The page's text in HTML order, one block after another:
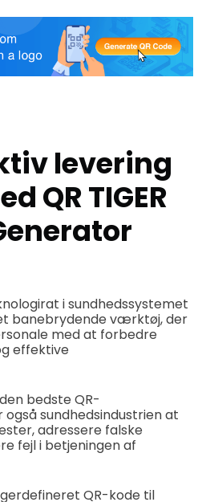
levering
QR TIGER
i sundhedssystemet
banebrydende værktøj, der
med at forbedre
effektive
bedste QR-
sundhedsindustrien at
adressere falske
fejl i betjeningen af
QR-kode til